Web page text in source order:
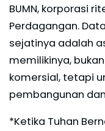
BUMN, korporasi
Perdagangan.
sejatinya adalah
memilikinya,
komersial, tetapi
pembangunan
*Ketika Tuhan